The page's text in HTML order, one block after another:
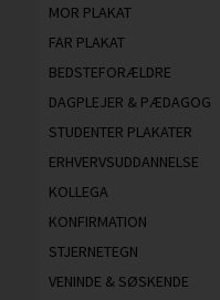
MOR PLAKAT
FAR PLAKAT
BEDSTEFORÆLDRE
DAGPLEJER & PÆDAGOG
STUDENTER PLAKATER
ERHVERVSUDDANNELSE
KOLLEGA
KONFIRMATION
STJERNETEGN
VENINDE & SØSKENDE